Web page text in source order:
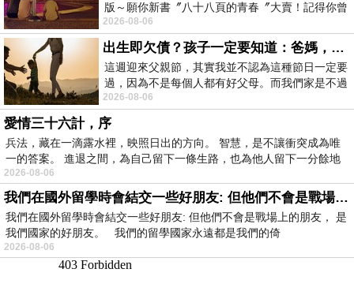
版～願你新書〞八十八頁的青春〞大賣！記得你曾
經在我的版留言…「好讚的圖^^感覺大家
2026-08-06
出生即欠債？孩子一定要知道：爸媽，其實我不欠你們
這週迎來父親節，其實我並不認為這種節日一定要
過，因為不是每個人都有好父母。而我們家是不過
節的，平時也沒什麼儀式感，生活趨近冷
2026-08-06
愛情三十六計，序
兵法，藏在一滴露水裡，映照日出的方向。 智慧，是不讓衝突成為唯
一的答案。 進退之間，為自己留下一條生路，也為他人留下一分餘地
2026-08-06
我們在國外留學時會結交一些好朋友: 但他們不會是戰場上的朋友
我們在國外留學時會結交一些好朋友: 但他們不會是戰場上的朋友， 是
我們國家的好朋友。 我們的留學國家永遠都是我們的倚
2026-08-06